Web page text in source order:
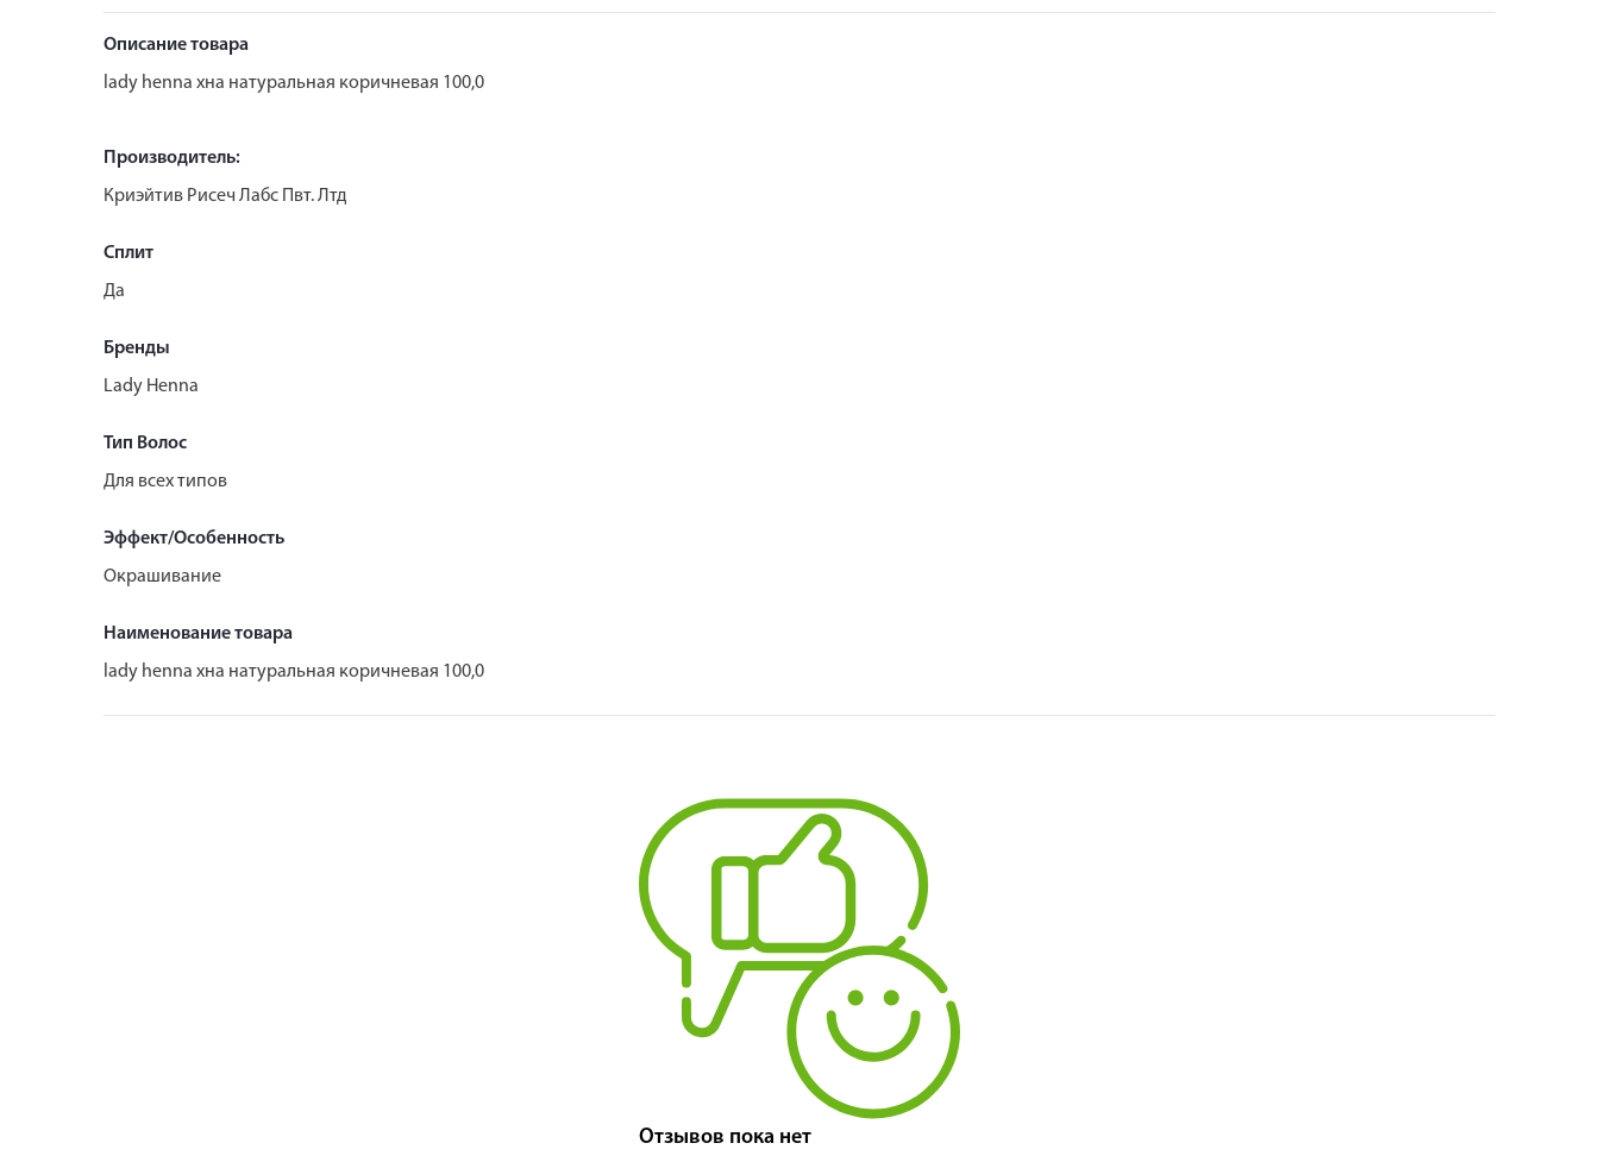
Описание товара
lady henna хна натуральная коричневая 100,0
Производитель:
Криэйтив Рисеч Лабс Пвт. Лтд
Сплит
Да
Бренды
Lady Henna
Тип Волос
Для всех типов
Эффект/Особенность
Окрашивание
Наименование товара
lady henna хна натуральная коричневая 100,0
Отзывов пока нет